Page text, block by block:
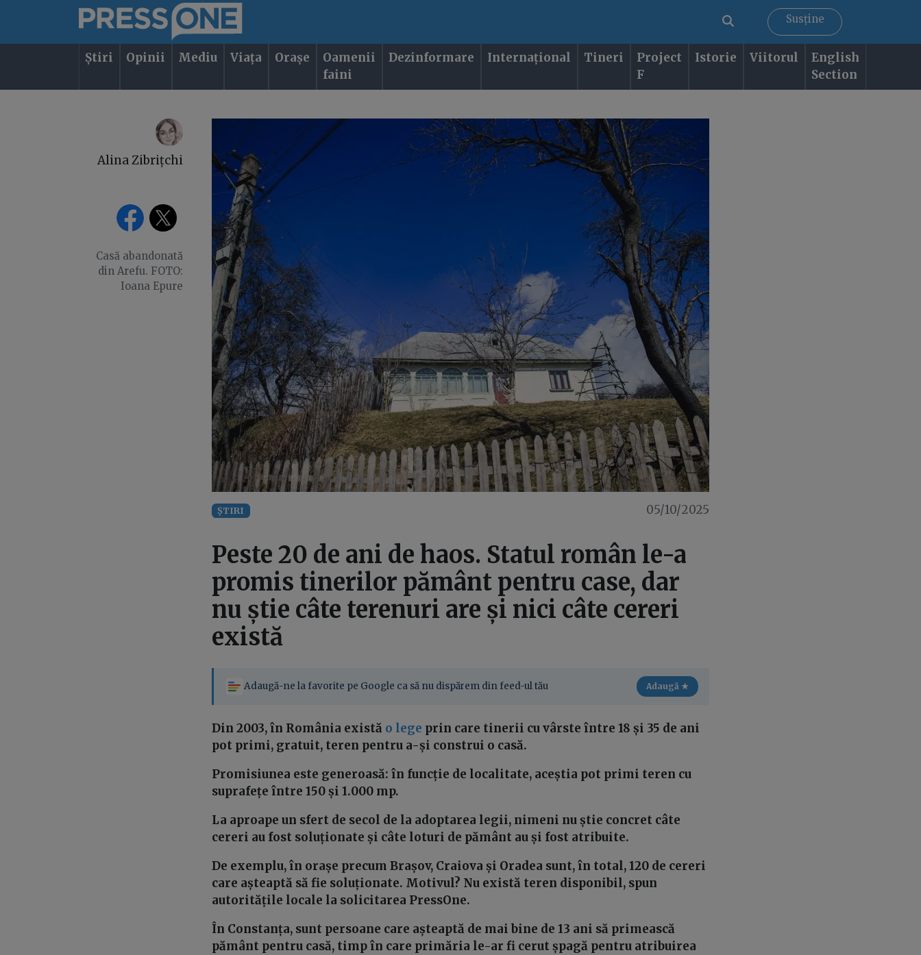
Susține
Știri Opinii Mediu Viața Orașe
Oamenii
faini
Dezinformare Internațional Tineri
Project
F
Istorie Viitorul
English
Section
Alina Zibrițchi
Casă abandonată
din Arefu. FOTO:
Ioana Epure
ȘTIRI 05/10/2025
Peste 20 de ani de haos. Statul român le-a
promis tinerilor pământ pentru case, dar
nu știe câte terenuri are și nici câte cereri
există
Adaugă-ne la favorite pe Google ca să nu dispărem din feed-ul tău Adaugă ★
Din 2003, în România există o lege prin care tinerii cu vârste între 18 și 35 de ani
pot primi, gratuit, teren pentru a-și construi o casă.
Promisiunea este generoasă: în funcție de localitate, aceștia pot primi teren cu
suprafețe între 150 și 1.000 mp.
La aproape un sfert de secol de la adoptarea legii, nimeni nu știe concret câte
cereri au fost soluționate și câte loturi de pământ au și fost atribuite.
De exemplu, în orașe precum Brașov, Craiova și Oradea sunt, în total, 120 de cereri
care așteaptă să fie soluționate. Motivul? Nu există teren disponibil, spun
autoritățile locale la solicitarea PressOne.
În Constanța, sunt persoane care așteaptă de mai bine de 13 ani să primească
pământ pentru casă, timp în care primăria le-ar fi cerut șpagă pentru atribuirea